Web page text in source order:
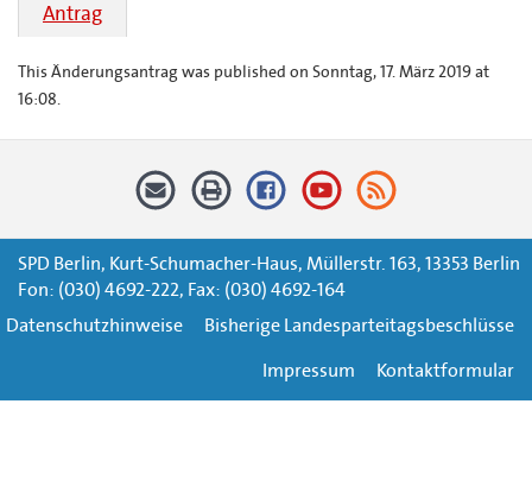
Antrag
This Änderungsantrag was published on Sonntag, 17. März 2019 at
16:08.
SPD Berlin, Kurt-Schumacher-Haus, Müllerstr. 163, 13353 Berlin
Fon: (030) 4692-222, Fax: (030) 4692-164
Datenschutzhinweise
Bisherige Landesparteitagsbeschlüsse
Impressum
Kontaktformular